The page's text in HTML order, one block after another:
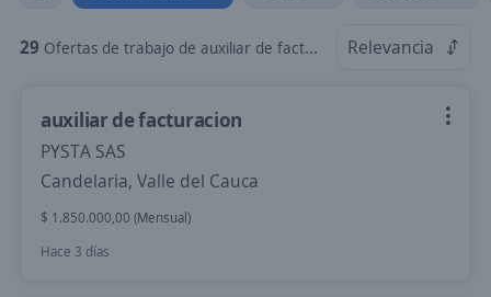
29 Ofertas de trabajo de auxiliar de facturacion en Candelaria, Valle del Cauca Relevancia
auxiliar de facturacion
PYSTA SAS
Candelaria, Valle del Cauca
$ 1.850.000,00 (Mensual)
Hace 3 días